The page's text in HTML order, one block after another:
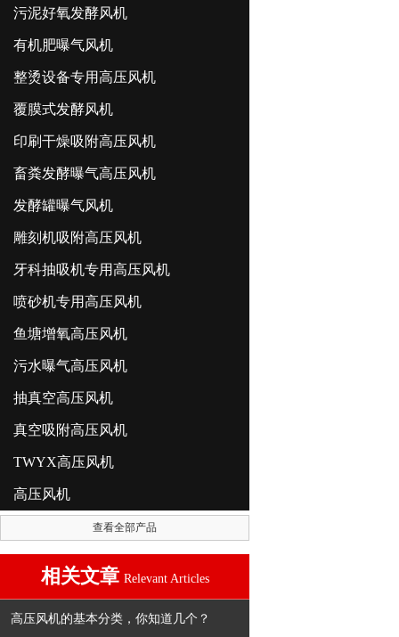
污泥好氧发酵风机
有机肥曝气风机
整烫设备专用高压风机
覆膜式发酵风机
印刷干燥吸附高压风机
畜粪发酵曝气高压风机
发酵罐曝气风机
雕刻机吸附高压风机
牙科抽吸机专用高压风机
喷砂机专用高压风机
鱼塘增氧高压风机
污水曝气高压风机
抽真空高压风机
真空吸附高压风机
TWYX高压风机
高压风机
查看全部产品
相关文章 Relevant Articles
高压风机的基本分类，你知道几个？